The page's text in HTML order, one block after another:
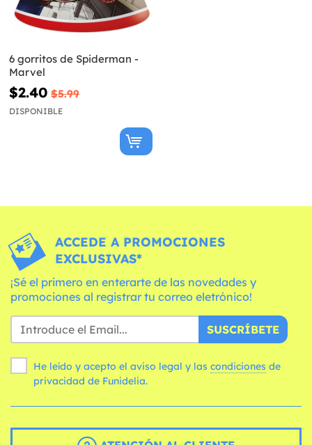
6 gorritos de Spiderman -
Marvel
$2.40 $5.99
DISPONIBLE
ACCEDE A PROMOCIONES
EXCLUSIVAS*
¡Sé el primero en enterarte de las novedades y
promociones al registrar tu correo eletrónico!
SUSCRÍBETE
He leído y acepto el aviso legal y las condiciones
privacidad de Funidelia.